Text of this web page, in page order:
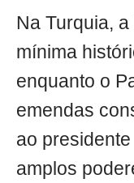
Na Turquia,
mínima
enquanto o
emendas
ao
amplos